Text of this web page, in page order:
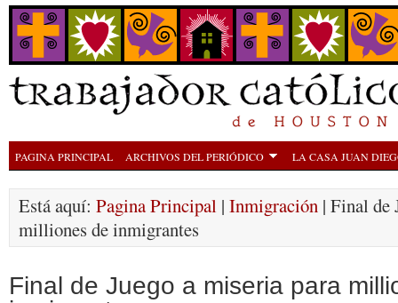
PAGINA PRINCIPAL ARCHIVOS DEL PERIÓDICO LA CASA JUAN
Está aquí: Pagina Principal | Inmigración | Final de
milliones de inmigrantes
Final de Juego a miseria para